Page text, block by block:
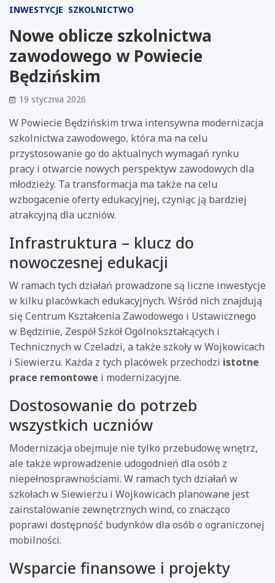
INWESTYCJE SZKOLNICTWO
Nowe oblicze szkolnictwa
zawodowego w Powiecie
Będzińskim
19 stycznia 2026
W Powiecie Będzińskim trwa intensywna modernizacja
szkolnictwa zawodowego, która ma na celu
przystosowanie go do aktualnych wymagań rynku
pracy i otwarcie nowych perspektyw zawodowych dla
młodzieży. Ta transformacja ma także na celu
wzbogacenie oferty edukacyjnej, czyniąc ją bardziej
atrakcyjną dla uczniów.
Infrastruktura – klucz do
nowoczesnej edukacji
W ramach tych działań prowadzone są liczne inwestycje
w kilku placówkach edukacyjnych. Wśród nich znajdują
się Centrum Kształcenia Zawodowego i Ustawicznego
w Będzinie, Zespół Szkół Ogólnokształcących i
Technicznych w Czeladzi, a także szkoły w Wojkowicach
i Siewierzu. Każda z tych placówek przechodzi istotne
prace remontowe i modernizacyjne.
Dostosowanie do potrzeb
wszystkich uczniów
Modernizacja obejmuje nie tylko przebudowę wnętrz,
ale także wprowadzenie udogodnień dla osób z
niepełnosprawnościami. W ramach tych działań w
szkołach w Siewierzu i Wojkowicach planowane jest
zainstalowanie zewnętrznych wind, co znacząco
poprawi dostępność budynków dla osób o ograniczonej
mobilności.
Wsparcie finansowe i projekty